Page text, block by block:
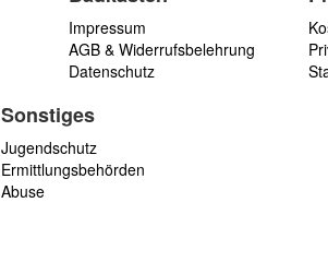
Impressum
AGB & Widerrufsbelehrung
Datenschutz
Sonstiges
Jugendschutz
Ermittlungsbehörden
Abuse